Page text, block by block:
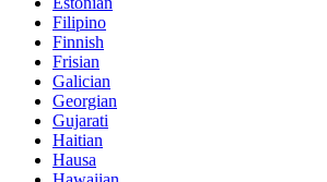
Filipino
Finnish
Frisian
Galician
Georgian
Gujarati
Haitian
Hausa